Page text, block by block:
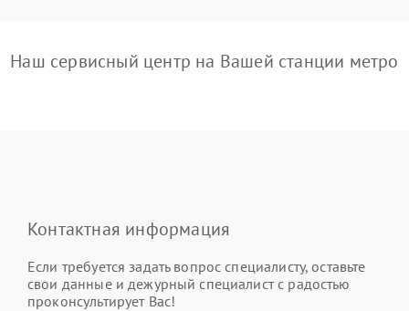
Наш сервисный центр на Вашей станции метро
Контактная информация
Если требуется задать вопрос специалисту, оставьте
свои данные и дежурный специалист с радостью
проконсультирует Вас!